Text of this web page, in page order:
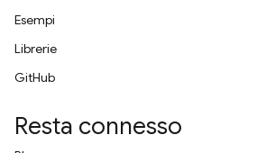
Esempi
Librerie
GitHub
Resta connesso